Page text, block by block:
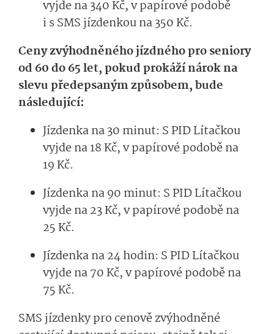
vyjde na 340 Kč, v papírové podobě
i s SMS jízdenkou na 350 Kč.
Ceny zvýhodněného jízdného pro seniory
od 60 do 65 let, pokud prokáží nárok na
slevu předepsaným způsobem, bude
následující:
Jízdenka na 30 minut: S PID Lítačkou
vyjde na 18 Kč, v papírové podobě na
19 Kč.
Jízdenka na 90 minut: S PID Lítačkou
vyjde na 23 Kč, v papírové podobě na
25 Kč.
Jízdenka na 24 hodin: S PID Lítačkou
vyjde na 70 Kč, v papírové podobě na
75 Kč.
SMS jízdenky pro cenově zvýhodněné